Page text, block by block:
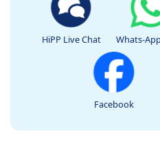
HiPP Live Chat Whats-
Facebook